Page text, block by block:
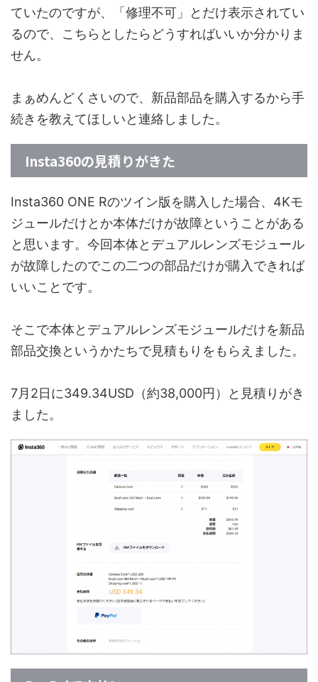
ていたのですが、「修理不可」とだけ表示されてい
るので、こちらとしたらどうすればいいか分かりま
せん。
まぁめんどくさいので、新品部品を購入するから手
続きを教えてほしいと連絡しました。
Insta360の見積りがきた
Insta360 ONE Rのツイン版を購入した場合、4Kモ
ジュールだけとか本体だけが故障ということがある
と思います。今回本体とデュアルレンズモジュール
が故障したのでこの二つの部品だけが購入できれば
いいことです。
そこで本体とデュアルレンズモジュールだけを新品
部品交換というかたちで見積もりをもらえました。
7月2日に349.34USD（約38,000円）と見積りがき
ました。